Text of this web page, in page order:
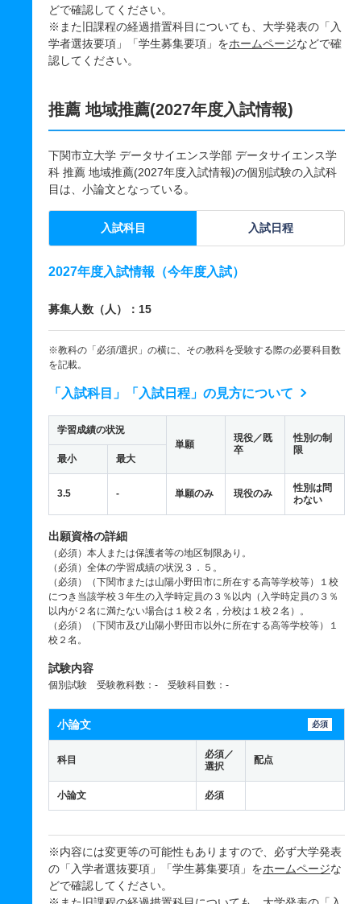
どで確認してください。
※また旧課程の経過措置科目についても、大学発表の「入
学者選抜要項」「学生募集要項」をホームページなどで確
認してください。
推薦 地域推薦(2027年度入試情報)
下関市立大学 データサイエンス学部 データサイエンス学
科 推薦 地域推薦(2027年度入試情報)の個別試験の入試科
目は、小論文となっている。
入試科目 入試日程
2027年度入試情報（今年度入試）
募集人数（人）：15
※教科の「必須/選択」の横に、その教科を受験する際の必要科目数
を記載。
「入試科目」「入試日程」の見方について
学習成績の状況
単願
現役／既
卒
性別の制
限
最小 最大
3.5 - 単願のみ 現役のみ
性別は問
わない
出願資格の詳細
（必須）本人または保護者等の地区制限あり。
（必須）全体の学習成績の状況３．５。
（必須）（下関市または山陽小野田市に所在する高等学校等）１校
につき当該学校３年生の入学時定員の３％以内（入学時定員の３％
以内が２名に満たない場合は１校２名，分校は１校２名）。
（必須）（下関市及び山陽小野田市以外に所在する高等学校等）１
校２名。
試験内容
個別試験 受験教科数：- 受験科目数：-
小論文 必須
科目
必須／
選択
配点
小論文 必須
※内容には変更等の可能性もありますので、必ず大学発表
の「入学者選抜要項」「学生募集要項」をホームページな
どで確認してください。